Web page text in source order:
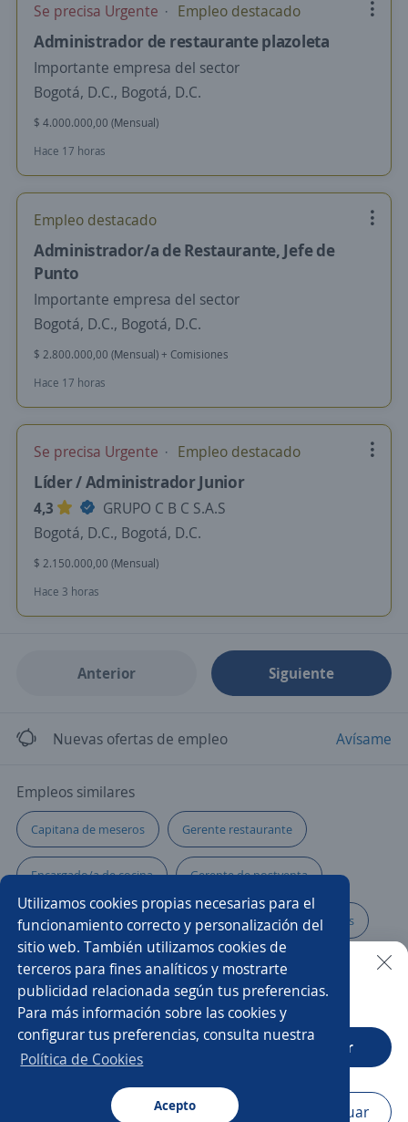
Utilizamos cookies propias necesarias para el
funcionamiento correcto y personalización del
sitio web. También utilizamos cookies de
terceros para fines analíticos y mostrarte
publicidad relacionada según tus preferencias.
Para más información sobre las cookies y
configurar tus preferencias, consulta nuestra
Política de Cookies
Acepto
Se precisa Urgente Empleo destacado
Administrador de restaurante plazoleta
Importante empresa del sector
Bogotá, D.C., Bogotá, D.C.
$ 4.000.000,00 (Mensual)
Hace 17 horas
Empleo destacado
Administrador/a de Restaurante, Jefe de
Punto
Importante empresa del sector
Bogotá, D.C., Bogotá, D.C.
$ 2.800.000,00 (Mensual) + Comisiones
Hace 17 horas
Se precisa Urgente Empleo destacado
Líder / Administrador Junior
4,3
GRUPO C B C S.A.S
Bogotá, D.C., Bogotá, D.C.
$ 2.150.000,00 (Mensual)
Hace 3 horas
Anterior Siguiente
Nuevas ofertas de empleo Avísame
Empleos similares
Capitana de meseros Gerente restaurante
Encargado/a de cocina Gerente de postventa
Administrador/a de restaurante Ejecutivo/a de ventas
Chef ejecutivo Administrador/a Chef
Ejecutivo/a comercial Auxiliar de cocina
Administración
Buscar es más fácil en la app
CT App Abrir
Navegador Continuar